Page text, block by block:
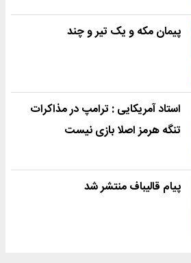
پیمان مکه و یک تیر و چند
استاد آمریکایی : ترامپ در مذاکرات
تنگه هرمز اصلا بازی نیست
پیام قالیباف منتشر شد